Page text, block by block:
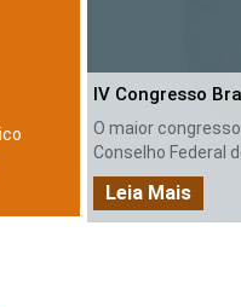
IV Congresso
O maior
Conselho Federal
Leia Mais